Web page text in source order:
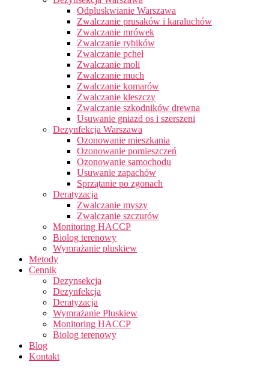
Odpluskwianie Warszawa
Zwalczanie prusaków i karaluchów
Zwalczanie mrówek
Zwalczanie rybików
Zwalczanie pcheł
Zwalczanie moli
Zwalczanie much
Zwalczanie komarów
Zwalczanie kleszczy
Zwalczanie szkodników drewna
Usuwanie gniazd os i szerszeni
Dezynfekcja Warszawa
Ozonowanie mieszkania
Ozonowanie pomieszczeń
Ozonowanie samochodu
Usuwanie zapachów
Sprzątanie po zgonach
Deratyzacja
Zwalczanie myszy
Zwalczanie szczurów
Monitoring HACCP
Biolog terenowy
Wymrażanie pluskiew
Metody
Cennik
Dezynsekcja
Dezynfekcja
Deratyzacja
Wymrażanie Pluskiew
Monitoring HACCP
Biolog terenowy
Blog
Kontakt